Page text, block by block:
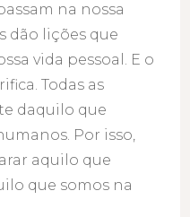
na nossa
dão lições que
vida pessoal. E o
Todas as
daquilo que
Por isso,
aquilo que
que somos na